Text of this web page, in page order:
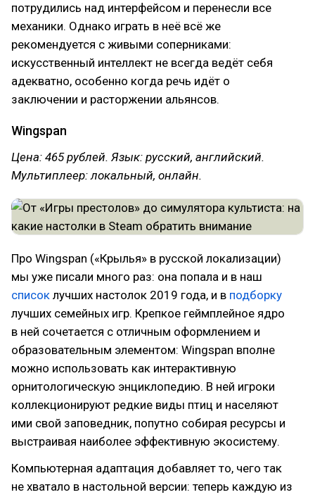
потрудились над интерфейсом и перенесли все
механики. Однако играть в неё всё же
рекомендуется с живыми соперниками:
искусственный интеллект не всегда ведёт себя
адекватно, особенно когда речь идёт о
заключении и расторжении альянсов.
Wingspan
Цена: 465 рублей. Язык: русский, английский.
Мультиплеер: локальный, онлайн.
Про Wingspan («Крылья» в русской локализации)
мы уже писали много раз: она попала и в наш
список лучших настолок 2019 года, и в подборку
лучших семейных игр. Крепкое геймплейное ядро
в ней сочетается с отличным оформлением и
образовательным элементом: Wingspan вполне
можно использовать как интерактивную
орнитологическую энциклопедию. В ней игроки
коллекционируют редкие виды птиц и населяют
ими свой заповедник, попутно собирая ресурсы и
выстраивая наиболее эффективную экосистему.
Компьютерная адаптация добавляет то, чего так
не хватало в настольной версии: теперь каждую из